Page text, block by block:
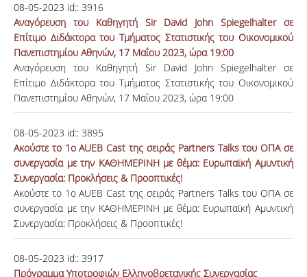
08-05-2023 id:: 3916
Αναγόρευση του Καθηγητή Sir David John Spiegelhalter σε
Επίτιμο Διδάκτορα του Τμήματος Στατιστικής του Οικονομικού
Πανεπιστημίου Αθηνών, 17 Μαΐου 2023, ώρα 19:00​​​​​​​
Αναγόρευση του Καθηγητή Sir David John Spiegelhalter σε
Επίτιμο Διδάκτορα του Τμήματος Στατιστικής του Οικονομικού
Πανεπιστημίου Αθηνών, 17 Μαΐου 2023, ώρα 19:00
08-05-2023 id:: 3895
Ακούστε το 1ο AUEB Cast της σειράς Partners Talks του ΟΠΑ σε
συνεργασία με την ΚΑΘΗΜΕΡΙΝΗ με θέμα: Eυρωπαϊκή Αμυντική
Συνεργασία: Προκλήσεις & Προοπτικές!
Ακούστε το 1ο AUEB Cast της σειράς Partners Talks του ΟΠΑ σε
συνεργασία με την ΚΑΘΗΜΕΡΙΝΗ με θέμα: Eυρωπαϊκή Αμυντική
Συνεργασία: Προκλήσεις & Προοπτικές!
08-05-2023 id:: 3917
Πρόγραμμα Υποτροφιών Ελληνοβρετανικής Συνεργασίας